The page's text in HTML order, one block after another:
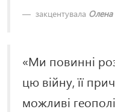
закцентувала
«Ми повинні
цю війну, її
можливі